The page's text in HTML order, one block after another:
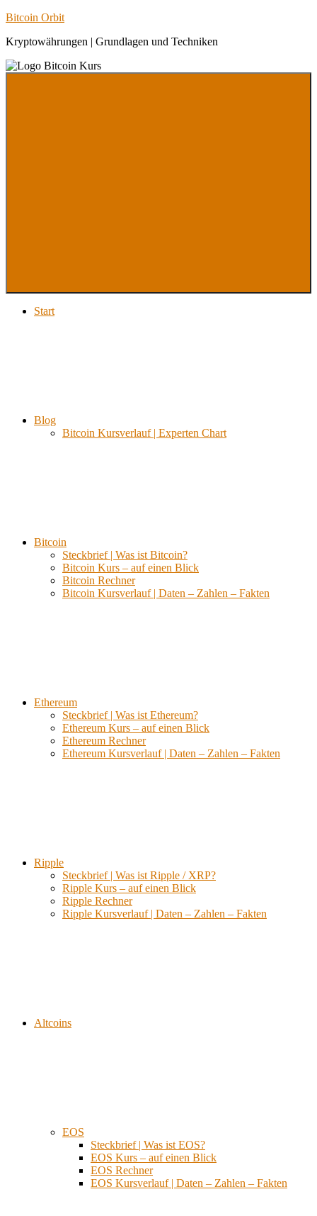
Zum
springen
Bitcoin Orbit
Kryptowährungen | Grundlagen und Techniken
Start
Blog
Bitcoin Kursverlauf | Experten Chart
Bitcoin
Steckbrief | Was ist Bitcoin?
Bitcoin Kurs – auf einen Blick
Bitcoin Rechner
Bitcoin Kursverlauf | Daten – Zahlen – Fakten
Ethereum
Steckbrief | Was ist Ethereum?
Ethereum Kurs – auf einen Blick
Ethereum Rechner
Ethereum Kursverlauf | Daten – Zahlen – Fakten
Ripple
Steckbrief | Was ist Ripple / XRP?
Ripple Kurs – auf einen Blick
Ripple Rechner
Ripple Kursverlauf | Daten – Zahlen – Fakten
Altcoins
EOS
Steckbrief | Was ist EOS?
EOS Kurs – auf einen Blick
EOS Rechner
EOS Kursverlauf | Daten – Zahlen – Fakten